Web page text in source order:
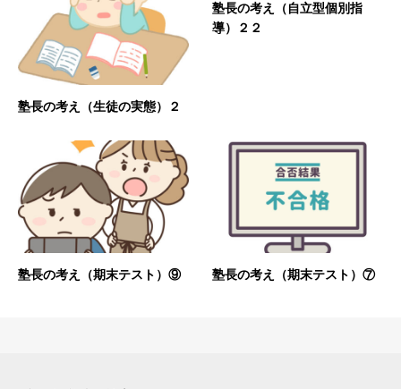
塾長の考え（生徒の実態）２
塾長の考え（自立型個別指
導）２２
塾長の考え（期末テスト）⑨ 塾長の考え（期末テスト）⑦